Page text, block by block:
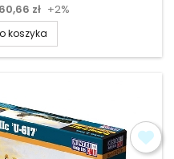
podstawowa
60,66 zł +2%
koszyka